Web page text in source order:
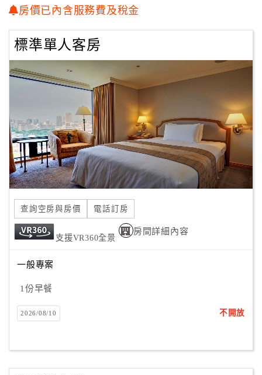
顧
務
滿
意
度
訂
單
管
理
員
戶
客
服
房價已內含服務費及稅金
標準單人客房
查詢空房與房價 電話訂房
支援VR360全景
房間詳細內容
一般專案
1份早餐
2026/08/10 不開放